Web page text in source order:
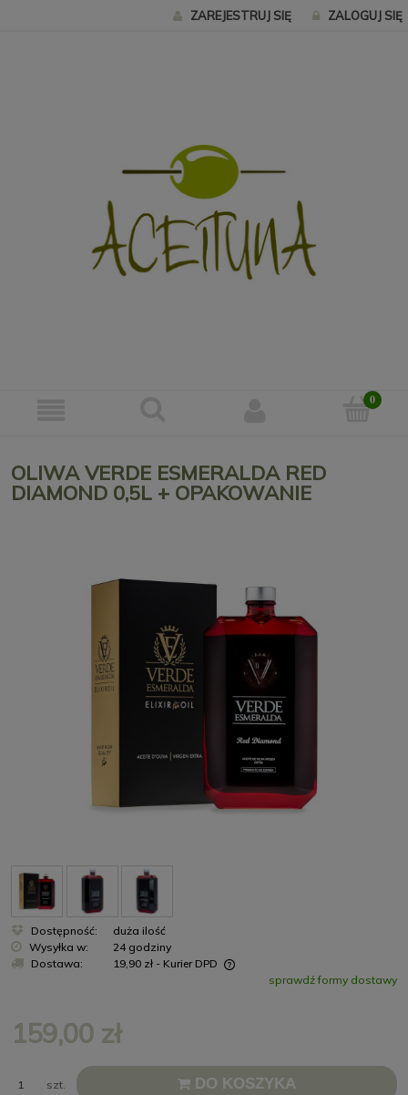
ZAREJESTRUJ SIĘ ZALOGUJ SIĘ
OLIWA VERDE ESMERALDA RED
DIAMOND 0,5L + OPAKOWANIE
Dostępność:
duża ilość
Wysyłka w:
24 godziny
Dostawa:
19,90 zł - Kurier DPD
Cena nie zawiera ewentualnych kosztów płatnościsprawdź formy dostawy
159,00 zł
szt. DO KOSZYKA